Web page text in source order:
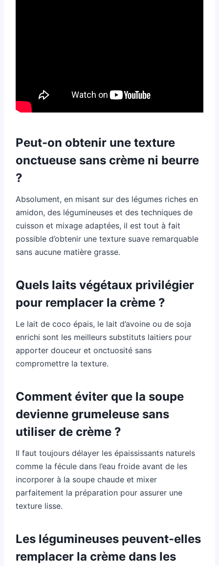
Peut-on obtenir une texture
onctueuse sans crème ni beurre
?
Absolument, en misant sur des légumes riches en
amidon, des légumineuses et des techniques de
cuisson et mixage adaptées, il est tout à fait
possible d’obtenir une texture suave remarquable
sans aucune matière grasse.
Quels laits végétaux privilégier
pour remplacer la crème ?
Le lait de coco épais, le lait d’avoine ou de soja
enrichi sont les meilleurs substituts laitiers pour
apporter douceur et onctuosité sans
compromettre la texture.
Comment éviter que la soupe
devienne grumeleuse sans
utiliser de crème ?
Il faut toujours délayer les épaississants naturels
comme la fécule dans l’eau froide avant de les
incorporer à la soupe chaude et mixer
parfaitement la préparation pour assurer une
texture lisse.
Les légumineuses peuvent-elles
remplacer la crème dans les